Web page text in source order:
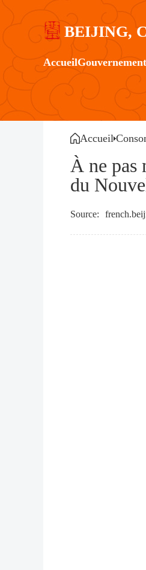
BEIJING,
AccueilGouvernement
Accueil
À ne pas
du